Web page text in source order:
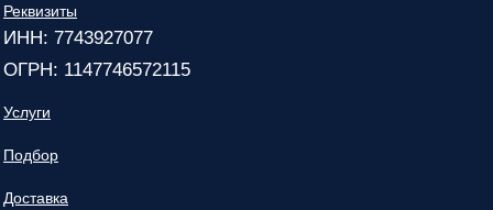
Реквизиты
ИНН: 7743927077
ОГРН: 1147746572115
Услуги
Подбор
Доставка